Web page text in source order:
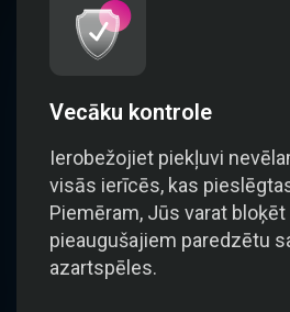
Vecāku kontrole
Ierobežojiet piekļuvi
visās ierīcēs, kas
Piemēram, Jūs varat
pieaugušajiem paredzētu
azartspēles.